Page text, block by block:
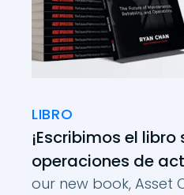
LIBRO
¡Escribimos el libro
operaciones de
our new book, Asset